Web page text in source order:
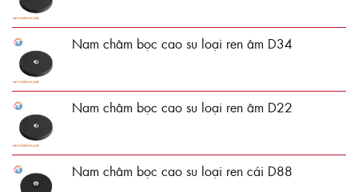
Nam châm bọc cao su loại ren âm D34
Nam châm bọc cao su loại ren âm D22
Nam châm bọc cao su loại ren cái D88